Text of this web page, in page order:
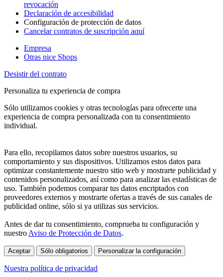
revocación
Declaración de accesibilidad
Configuración de protección de datos
Cancelar contratos de suscripción aquí
Empresa
Otras nice Shops
Desistir del contrato
Personaliza tu experiencia de compra
Sólo utilizamos cookies y otras tecnologías para ofrecerte una
experiencia de compra personalizada con tu consentimiento
individual.
Para ello, recopilamos datos sobre nuestros usuarios, su
comportamiento y sus dispositivos. Utilizamos estos datos para
optimizar constantemente nuestro sitio web y mostrarte publicidad y
contenidos personalizados, así como para analizar las estadísticas de
uso. También podemos comparar tus datos encriptados con
proveedores externos y mostrarte ofertas a través de sus canales de
publicidad online, sólo si ya utilizas sus servicios.
Antes de dar tu consentimiento, comprueba tu configuración y
nuestro Aviso de Protección de Datos.
Aceptar Sólo obligatorios Personalizar la configuración
Nuestra política de privacidad